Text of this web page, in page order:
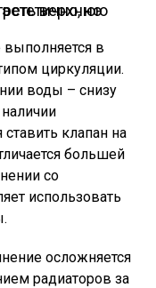
в
циркуляции.
воды – снизу
клапан на
большей
со
использовать
осложняется
радиаторов за